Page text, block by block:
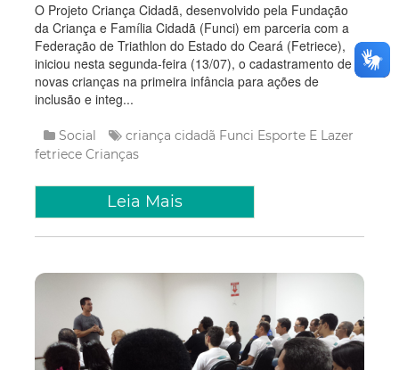
O Projeto Criança Cidadã, desenvolvido pela Fundação
da Criança e Família Cidadã (Funci) em parceria com a
Federação de Triathlon do Estado do Ceará (Fetriece),
iniciou nesta segunda-feira (13/07), o cadastramento de
novas crianças na primeira infância para ações de
inclusão e integ...
Social criança cidadã Funci Esporte E Lazer
fetriece Crianças
Leia Mais